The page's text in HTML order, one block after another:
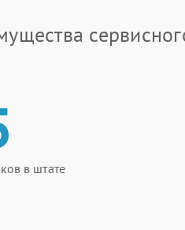
в штате